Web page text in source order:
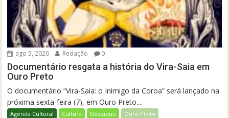
ago 5, 2026 Redação 0
Documentário resgata a história do Vira-Saia em
Ouro Preto
O documentário “Vira-Saia: o Inimigo da Coroa” será lançado na
próxima sexta-feira (7), em Ouro Preto....
Agenda Cultural Cultura Destaque Ouro Preto